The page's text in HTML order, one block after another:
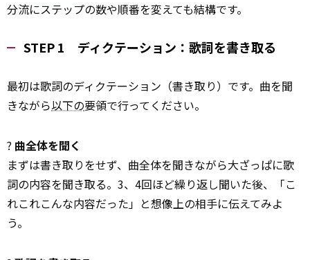
分流にステップの数や順番を変えても結構です。
STEP 1 ディクテーション：歌詞を書き取る
最初は歌詞のディクテーション（書き取り）です。曲を聞
きながら以下の要領で行ってください。
? 曲全体を聞く
まずは書き取りをせず、曲全体を聞きながら大ざっぱに歌
詞の内容を聞き取る。3、4回ほど繰り返し聞いた後、「こ
れこれこんな内容だった」と想像上の相手に伝えてみよ
う。